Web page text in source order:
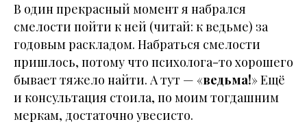
В один прекрасный момент я набрался
смелости пойти к ней (читай: к ведьме) за
годовым раскладом. Набраться смелости
пришлось, потому что психолога-то хорошего
бывает тяжело найти. А тут — «ведьма!» Ещё
и консультация стоила, по моим тогдашним
меркам, достаточно увесисто.